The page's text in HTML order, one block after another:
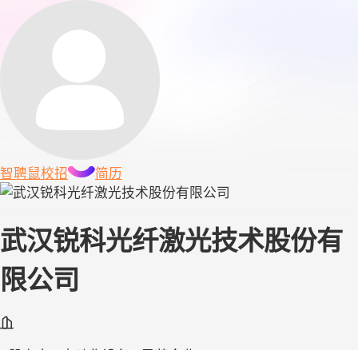
智聘鼠校招 简历
武汉锐科光纤激光技术股份有
限公司